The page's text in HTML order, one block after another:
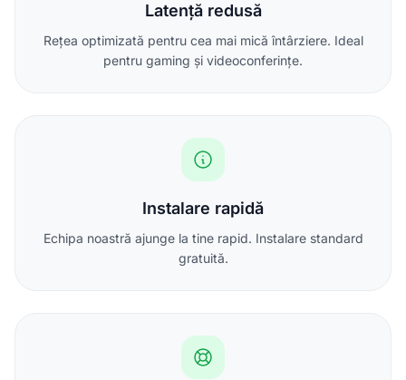
Latență redusă
Rețea optimizată pentru cea mai mică întârziere. Ideal
pentru gaming și videoconferințe.
Instalare rapidă
Echipa noastră ajunge la tine rapid. Instalare standard
gratuită.